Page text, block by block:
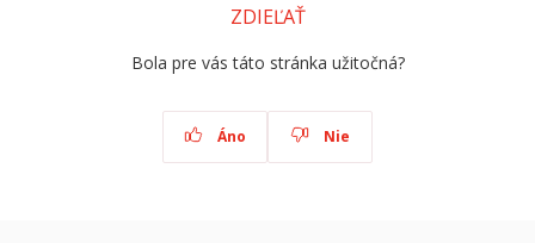
ZDIEĽAŤ
Bola pre vás táto stránka užitočná?
Áno Nie